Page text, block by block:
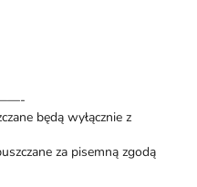
będą wyłącznie z
za pisemną zgodą